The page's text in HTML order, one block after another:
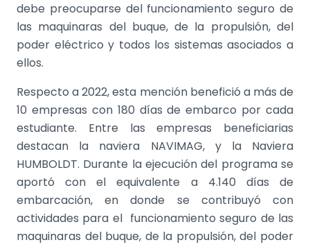
debe preocuparse del funcionamiento seguro de
las maquinaras del buque, de la propulsión, del
poder eléctrico y todos los sistemas asociados a
ellos.
Respecto a 2022, esta mención benefició a más de
10 empresas con 180 días de embarco por cada
estudiante. Entre las empresas beneficiarias
destacan la naviera NAVIMAG, y la Naviera
HUMBOLDT. Durante la ejecución del programa se
aportó con el equivalente a 4.140 días de
embarcación, en donde se contribuyó con
actividades para el funcionamiento seguro de las
maquinaras del buque, de la propulsión, del poder